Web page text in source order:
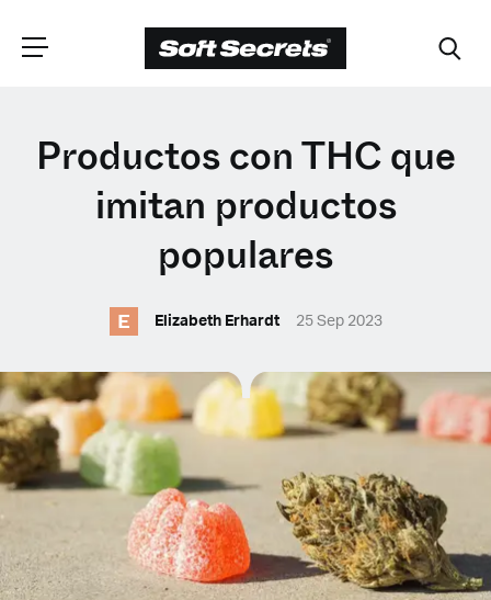
ELIGE TU
UBICACIÓN
English (United Kingdom)
English (United States)
Spanish (Spain)
Spanish (Latin America)
German
Productos con THC que
imitan productos
populares
E Elizabeth Erhardt 25 Sep 2023